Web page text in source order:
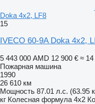
Doka 4x2, LF8
15
IVECO 60-9A Doka 4x2,
5 443 000 AMD 12 900 € ≈
Пожарная машина
1990
26 610 км
Мощность 87.01 л.с. (63.95
кг Колесная формула 4x2